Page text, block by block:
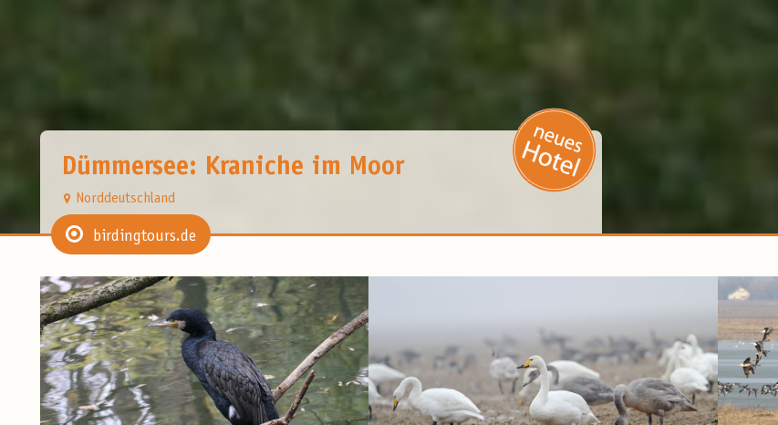
Dümmersee: Kraniche im Moor
Norddeutschland
birdingtours.de